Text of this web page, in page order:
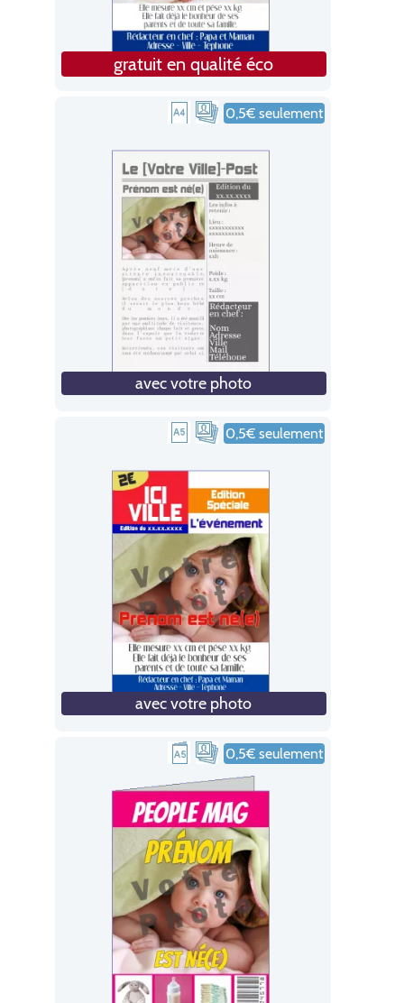
gratuit en qualité éco
0,5€ seulement
avec votre photo
0,5€ seulement
avec votre photo
0,5€ seulement